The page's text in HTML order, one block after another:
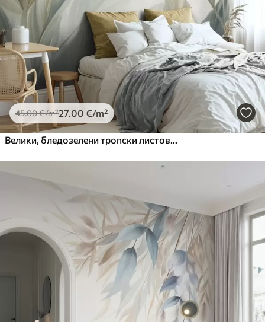
45.00€/m²27 .00 €/m²